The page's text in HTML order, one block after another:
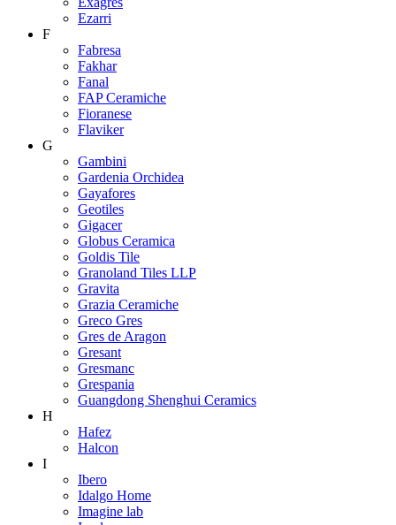
Ezarri
F
Fabresa
Fakhar
Fanal
FAP Ceramiche
Fioranese
Flaviker
G
Gambini
Gardenia Orchidea
Gayafores
Geotiles
Gigacer
Globus Ceramica
Goldis Tile
Granoland Tiles LLP
Gravita
Grazia Ceramiche
Greco Gres
Gres de Aragon
Gresant
Gresmanc
Grespania
Guangdong Shenghui Ceramics
H
Hafez
Halcon
I
Ibero
Idalgo Home
Imagine lab